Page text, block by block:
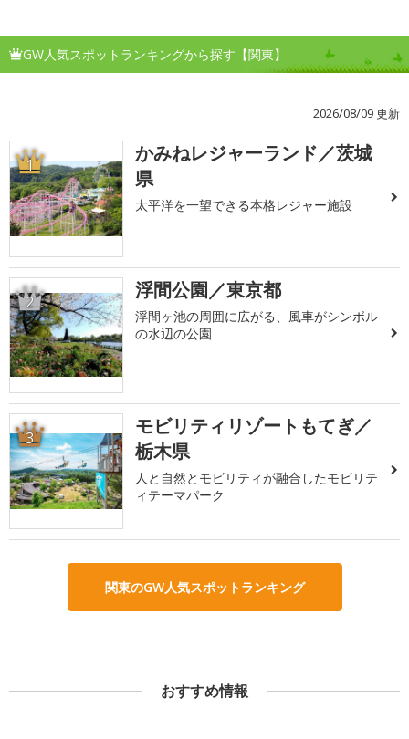
GW人気スポットランキングから探す【関東】
2026/08/09 更新
1
かみねレジャーランド／茨城
県
太平洋を一望できる本格レジャー施設
2 浮間公園／東京都
浮間ヶ池の周囲に広がる、風車がシンボル
の水辺の公園
3
モビリティリゾートもてぎ／
栃木県
人と自然とモビリティが融合したモビリテ
ィテーマパーク
関東のGW人気スポットランキング
おすすめ情報